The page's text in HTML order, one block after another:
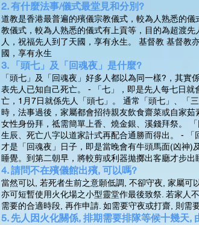
2. 有什麼法事/儀式最堂見和分別?
道教是香港最普遍的殯儀宗教儀式，較為人熟悉的
教儀式，較為人熟悉的儀式有上貢等，目的為超渡
人，祝福先人到了天國，享有永生。 基督教 基督教
國，享有永生
3. 「頭七」及「回魂夜」是什麼?
「頭七」及「回魂夜」好多人都以為同一樣?，其
表先人已知自己死亡。 - 「七」，即是先人每七日
亡，1月7日就係先人「頭七」。 通常「頭七」、「
時，法事過後，家屬都會招待親友飲食齋菜或自家
女性身份拜，祗需簡單上香、燒金銀、溪錢拜祭。
生辰、死亡八字以道家計式再配合通勝而得出。 -
才是「回魂夜」日子，即是當晚會有牛頭馬面(凶神
睡覺。到第二朝早，將較剪或利器拋擲出客廳才步
4. 請問不在殯儀館出殯, 可以嗎?
當然可以, 若死者生前之意願低調, 不卻守夜, 家屬可
亦可短暫使用火化場之小型靈堂作最後致祭. 若家人
需要的合適時段, 再作申請. 如需要守夜或打齋, 則需
5. 先人因火化關係, 排期需要排隊等候十幾天,